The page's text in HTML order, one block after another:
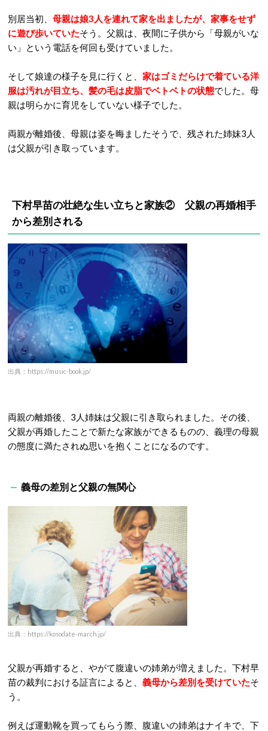
別居当初、 母親は娘3人を連れて家を出ましたが、家事をせず
に遊び歩いていたそう。父親は、夜間に子供から「母親がいな
い」という電話を何回も受けていました。
そして娘達の様子を見に行くと、 家はゴミだらけで着ている洋
服は汚れが目立ち、髪の毛は皮脂でベトベトの状態でした。母
親は明らかに育児をしていない様子でした。
両親が離婚後、母親は姿を晦ましたそうで、残された姉妹3人
は父親が引き取っています。
下村早苗の壮絶な生い立ちと家族② 父親の再婚相手
から差別される
出典：https://music-book.jp/
両親の離婚後、3人姉妹は父親に引き取られました。その後、
父親が再婚したことで新たな家族ができるものの、義理の母親
の態度に満たされぬ思いを抱くことになるのです。
義母の差別と父親の無関心
出典：https://kosodate-march.jp/
父親が再婚すると、やがて腹違いの姉弟が増えました。下村早
苗の裁判における証言によると、 義母から差別を受けていたそ
う。
例えば運動靴を買ってもらう際、腹違いの姉弟はナイキで、下